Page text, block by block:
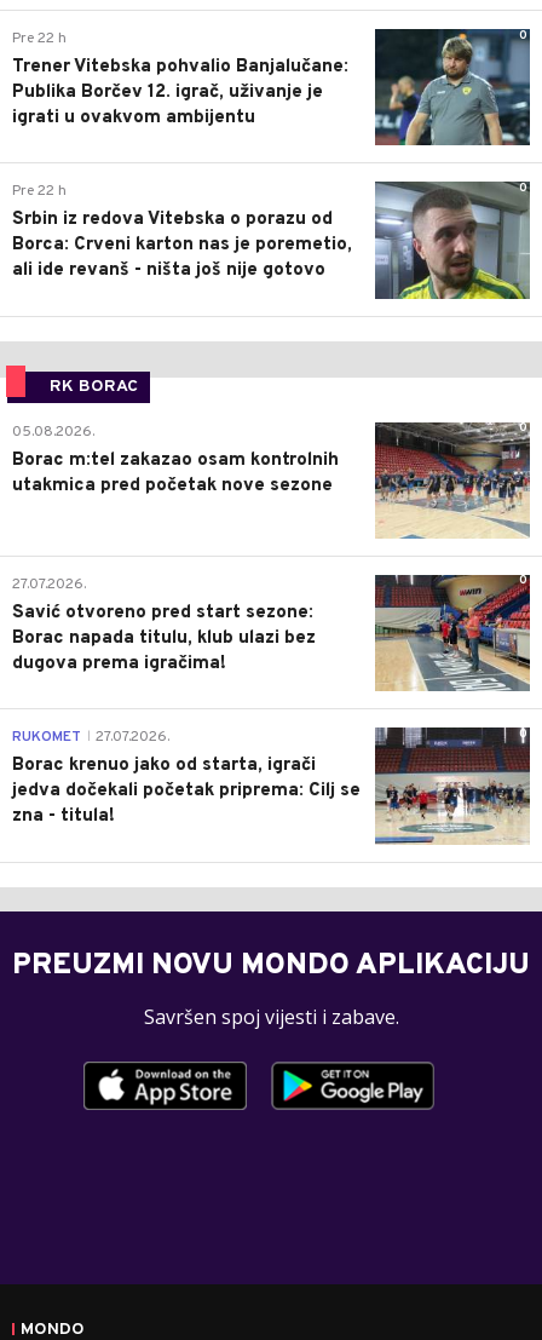
0
Pre 22 h
Trener Vitebska pohvalio Banjalučane:
Publika Borčev 12. igrač, uživanje je
igrati u ovakvom ambijentu
0
Pre 22 h
Srbin iz redova Vitebska o porazu od
Borca: Crveni karton nas je poremetio,
ali ide revanš - ništa još nije gotovo
RK BORAC
0
05.08.2026.
Borac m:tel zakazao osam kontrolnih
utakmica pred početak nove sezone
0
27.07.2026.
Savić otvoreno pred start sezone:
Borac napada titulu, klub ulazi bez
dugova prema igračima!
0
RUKOMET 27.07.2026.
Borac krenuo jako od starta, igrači
jedva dočekali početak priprema: Cilj se
zna - titula!
PREUZMI NOVU MONDO APLIKACIJU
Savršen spoj vijesti i zabave.
MONDO